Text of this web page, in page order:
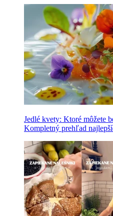
Jedlé kvety: Ktoré môžete
Kompletný prehľad